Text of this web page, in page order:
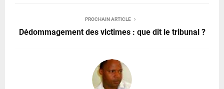
PROCHAIN ARTICLE
Dédommagement des victimes : que dit le tribunal ?